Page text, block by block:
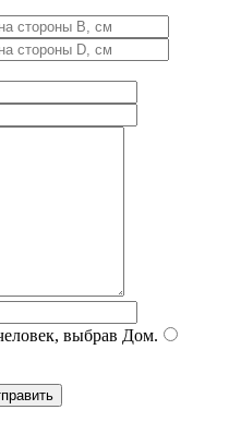
выбрав Дом.